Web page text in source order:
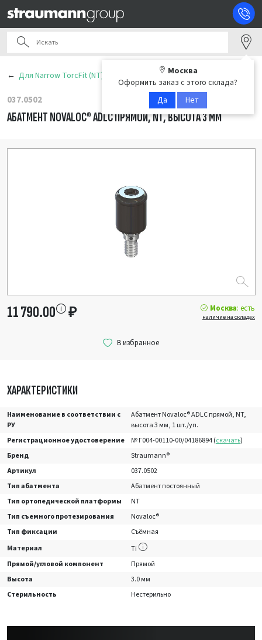
Москва
Оформить заказ с этого склада?
Да
Нет
Для Narrow TorcFit (NT)
037.0502
АБАТМЕНТ NOVALOC® ADLC ПРЯМОЙ, NT, ВЫСОТА 3 ММ
ХАРАКТЕРИСТИКИ
Наименование в соответствии с
РУ
Абатмент Novaloc® ADLC прямой, NT,
высота 3 мм, 1 шт./уп.
Регистрационное удостоверение
№ Г004-00110-00/04186894 (скачать)
Бренд
Straumann®
Артикул
037.0502
Тип абатмента
Абатмент постоянный
Тип ортопедической платформы
NT
Тип съемного протезирования
Novaloc®
Тип фиксации
Съёмная
Материал
Ti
Прямой/угловой компонент
Прямой
Высота
3.0 мм
Стерильность
Нестерильно
11 790.00 ₽ Москва: есть
наличие на складах